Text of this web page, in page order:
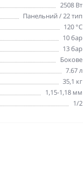
2508 Вт
Панельний / 22 тип
120 °С
10 бар
13 бар
Бокове
7.67 л
35,1 кг
1,15-1,18 мм
1/2